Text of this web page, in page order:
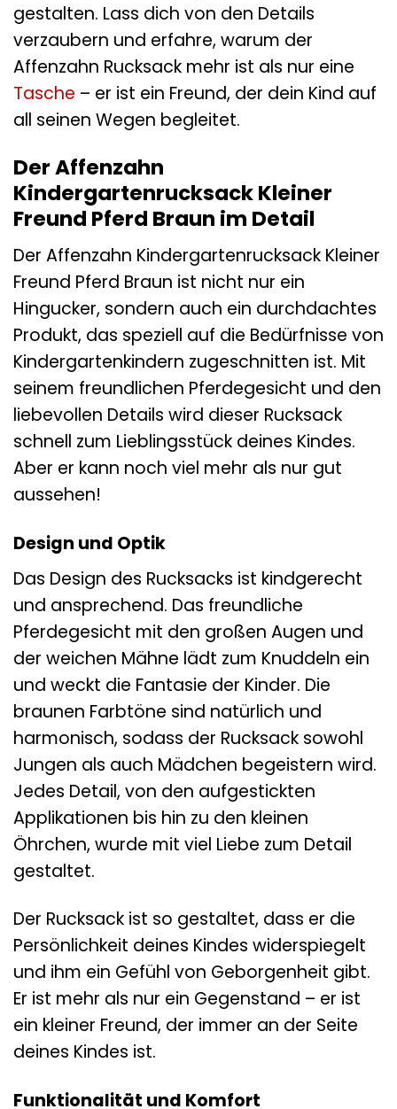
gestalten. Lass dich von den Details
verzaubern und erfahre, warum der
Affenzahn Rucksack mehr ist als nur eine
Tasche – er ist ein Freund, der dein Kind auf
all seinen Wegen begleitet.
Der Affenzahn
Kindergartenrucksack Kleiner
Freund Pferd Braun im Detail
Der Affenzahn Kindergartenrucksack Kleiner
Freund Pferd Braun ist nicht nur ein
Hingucker, sondern auch ein durchdachtes
Produkt, das speziell auf die Bedürfnisse von
Kindergartenkindern zugeschnitten ist. Mit
seinem freundlichen Pferdegesicht und den
liebevollen Details wird dieser Rucksack
schnell zum Lieblingsstück deines Kindes.
Aber er kann noch viel mehr als nur gut
aussehen!
Design und Optik
Das Design des Rucksacks ist kindgerecht
und ansprechend. Das freundliche
Pferdegesicht mit den großen Augen und
der weichen Mähne lädt zum Knuddeln ein
und weckt die Fantasie der Kinder. Die
braunen Farbtöne sind natürlich und
harmonisch, sodass der Rucksack sowohl
Jungen als auch Mädchen begeistern wird.
Jedes Detail, von den aufgestickten
Applikationen bis hin zu den kleinen
Öhrchen, wurde mit viel Liebe zum Detail
gestaltet.
Der Rucksack ist so gestaltet, dass er die
Persönlichkeit deines Kindes widerspiegelt
und ihm ein Gefühl von Geborgenheit gibt.
Er ist mehr als nur ein Gegenstand – er ist
ein kleiner Freund, der immer an der Seite
deines Kindes ist.
Funktionalität und Komfort